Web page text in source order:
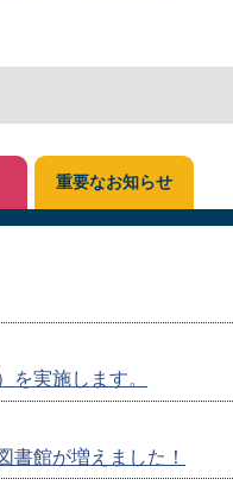
を実施します。
書館が増えました！
重要なお知らせ